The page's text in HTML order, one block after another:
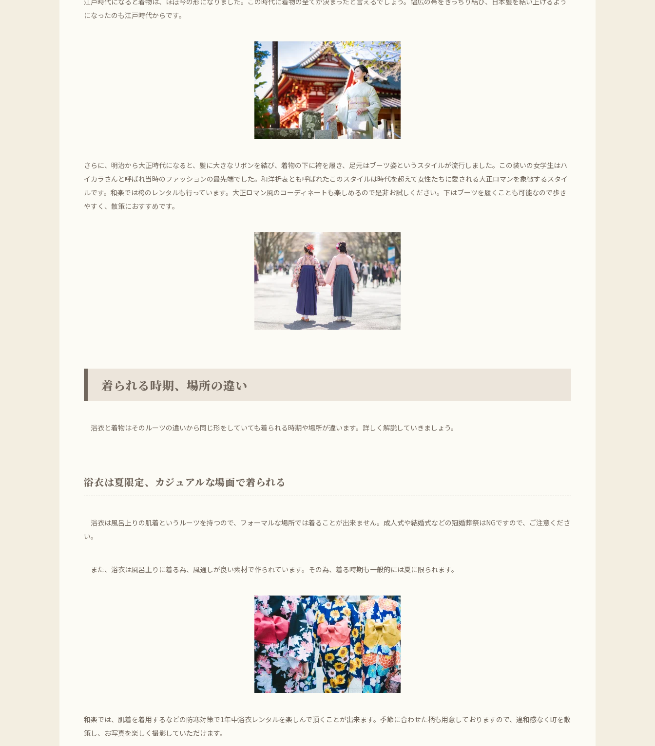
になったのも江戸時代からです。
さらに、明治から大正時代になると、髪に大きなリボンを結び、着物の下に袴を履き、足元はブーツ姿というスタイルが流行しました。この装いの女学生はハ
イカラさんと呼ばれ当時のファッションの最先端でした。和洋折衷とも呼ばれたこのスタイルは時代を超えて女性たちに愛される大正ロマンを象徴するスタイ
ルです。和楽では袴のレンタルも行っています。大正ロマン風のコーディネートも楽しめるので是非お試しください。下はブーツを履くことも可能なので歩き
やすく、散策におすすめです。
着られる時期、場所の違い
浴衣と着物はそのルーツの違いから同じ形をしていても着られる時期や場所が違います。詳しく解説していきましょう。
浴衣は夏限定、カジュアルな場面で着られる
浴衣は風呂上りの肌着というルーツを持つので、フォーマルな場所では着ることが出来ません。成人式や結婚式などの冠婚葬祭はNGですので、ご注意くださ
い。
また、浴衣は風呂上りに着る為、風通しが良い素材で作られています。その為、着る時期も一般的には夏に限られます。
和楽では、肌着を着用するなどの防寒対策で1年中浴衣レンタルを楽しんで頂くことが出来ます。季節に合わせた柄も用意しておりますので、違和感なく町を散
策し、お写真を楽しく撮影していただけます。